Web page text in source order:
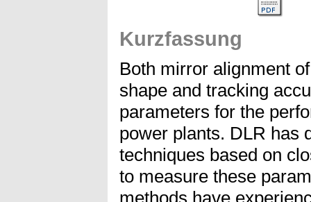
Kurzfassung
Both mirror alignment
shape and tracking
parameters for the
power plants. DLR has
techniques based on
to measure these
methods have